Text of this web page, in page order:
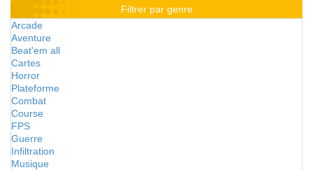
Filtrer par genre
Arcade
Aventure
Beat'em all
Cartes
Horror
Plateforme
Combat
Course
FPS
Guerre
Infiltration
Musique